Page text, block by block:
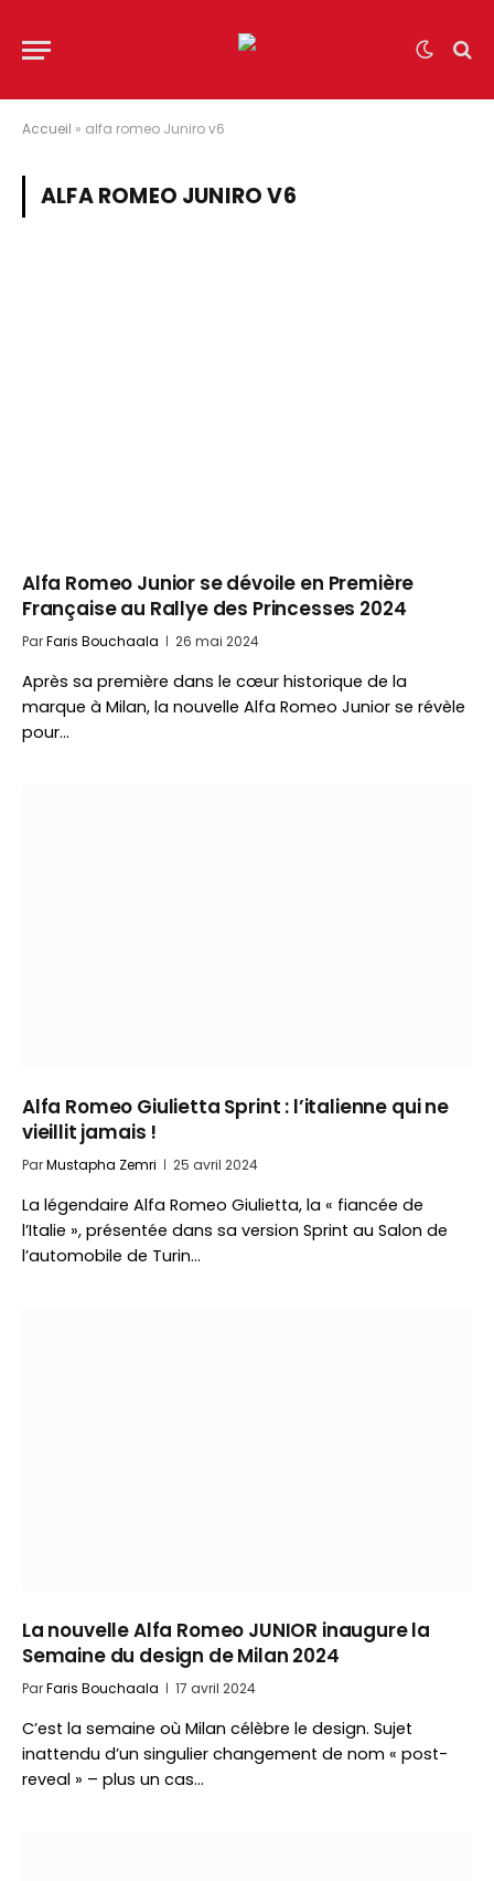
Accueil » alfa romeo Juniro v6
ALFA ROMEO JUNIRO V6
Alfa Romeo Junior se dévoile en Première
Française au Rallye des Princesses 2024
ParFaris Bouchaala 26 mai 2024
Après sa première dans le cœur historique de la
marque à Milan, la nouvelle Alfa Romeo Junior se révèle
pour…
Alfa Romeo Giulietta Sprint : l’italienne qui ne
vieillit jamais !
ParMustapha Zemri 25 avril 2024
La légendaire Alfa Romeo Giulietta, la « fiancée de
l’Italie », présentée dans sa version Sprint au Salon de
l’automobile de Turin…
La nouvelle Alfa Romeo JUNIOR inaugure la
Semaine du design de Milan 2024
ParFaris Bouchaala 17 avril 2024
C’est la semaine où Milan célèbre le design. Sujet
inattendu d’un singulier changement de nom « post-
reveal » – plus un cas…